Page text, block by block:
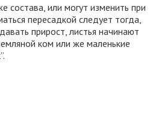
состава, или могут изменить при
пересадкой следует тогда,
прирост, листья начинают
ком или же маленькие